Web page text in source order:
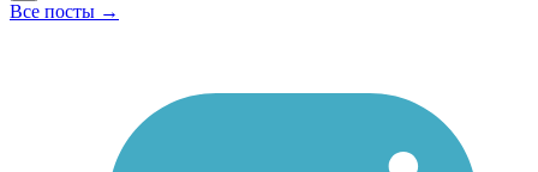
Все посты →